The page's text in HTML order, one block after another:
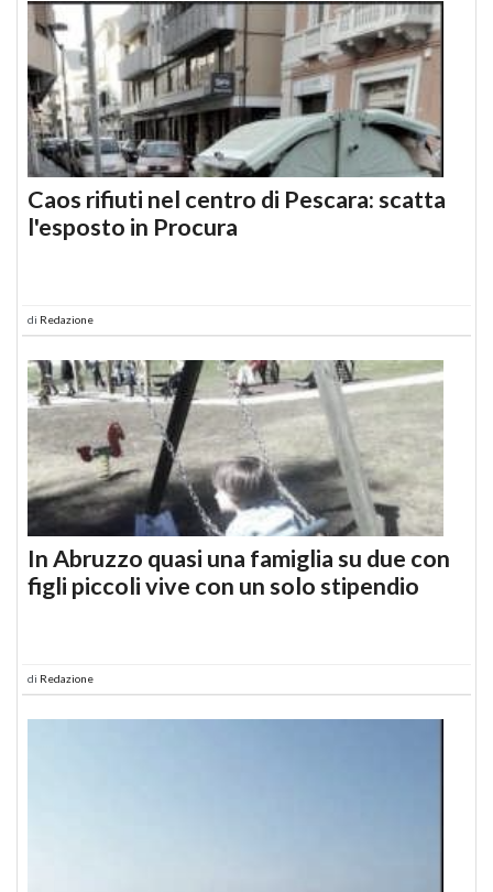
Caos rifiuti nel centro di Pescara: scatta
l'esposto in Procura
di Redazione
In Abruzzo quasi una famiglia su due con
figli piccoli vive con un solo stipendio
di Redazione